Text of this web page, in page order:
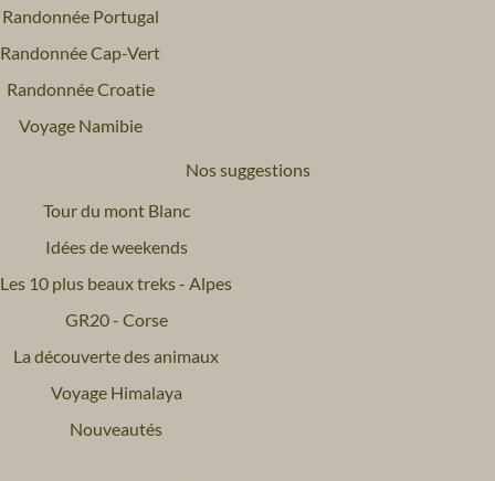
Randonnée Portugal
Randonnée Cap-Vert
Randonnée Croatie
Voyage Namibie
Nos suggestions
Tour du mont Blanc
Idées de weekends
Les 10 plus beaux treks - Alpes
GR20 - Corse
La découverte des animaux
Voyage Himalaya
Nouveautés